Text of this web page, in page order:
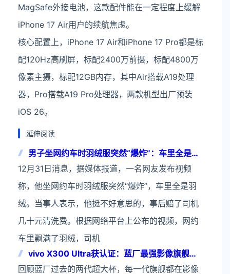
MagSafe外接电池，这款配件能在一定程度上缓解
iPhone 17 Air用户的续航焦虑。
核心配置上，iPhone 17 Air和iPhone 17 Pro都是标
配120Hz高刷屏，标配2400万前摄，标配4800万
像素主摄，标配12GB内存，其中Air搭载A19处理
器，Pro搭载A19 Pro处理器，两款机型出厂预装
iOS 26。
延伸阅读
男子坐网约车时羽绒服突然“爆炸”：车里全是羽
绒
12月31日消息，据媒体报道，一名网友发布视频
称，他坐网约车时羽绒服突然“爆炸”，车里全是羽
绒。当事人表示，他挺不好意思的，事后赔了司机
几十元清洗费。根据网络平台上公布的视频，网约
车里飘满了羽绒，司机
vivo X300 Ultra获认证：蓝厂最强影像旗舰蓄
势待发
回顾蓝厂过去的两代超大杯，每一代旗舰都在影像